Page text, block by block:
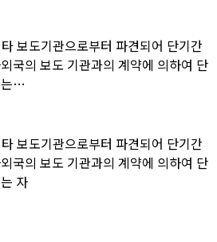
보도기관으로부터 파견되어 단기간
국의 보도 기관과의 계약에 의하여 단
는…
보도기관으로부터 파견되어 단기간
국의 보도 기관과의 계약에 의하여 단
자